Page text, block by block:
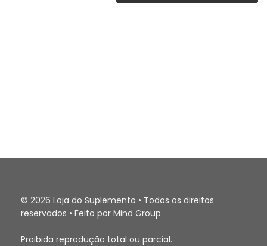
© 2026 Loja do Suplemento • Todos os direitos
reservados • Feito por Mind Group
Proibida reprodução total ou parcial.